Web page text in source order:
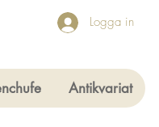
Logga in
Antikvariat